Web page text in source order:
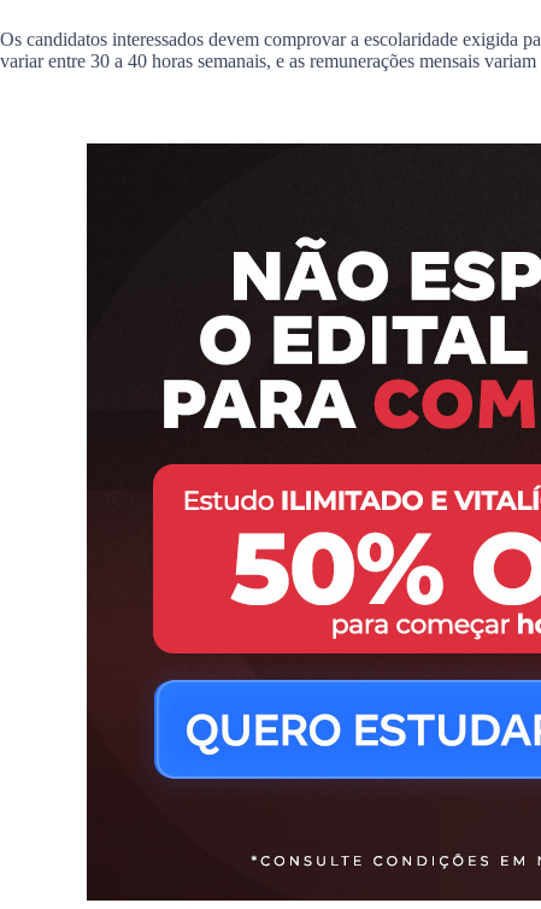
Os candidatos interessados devem comprovar a escolaridade exigida
variar entre 30 a 40 horas semanais, e as remunerações mensais